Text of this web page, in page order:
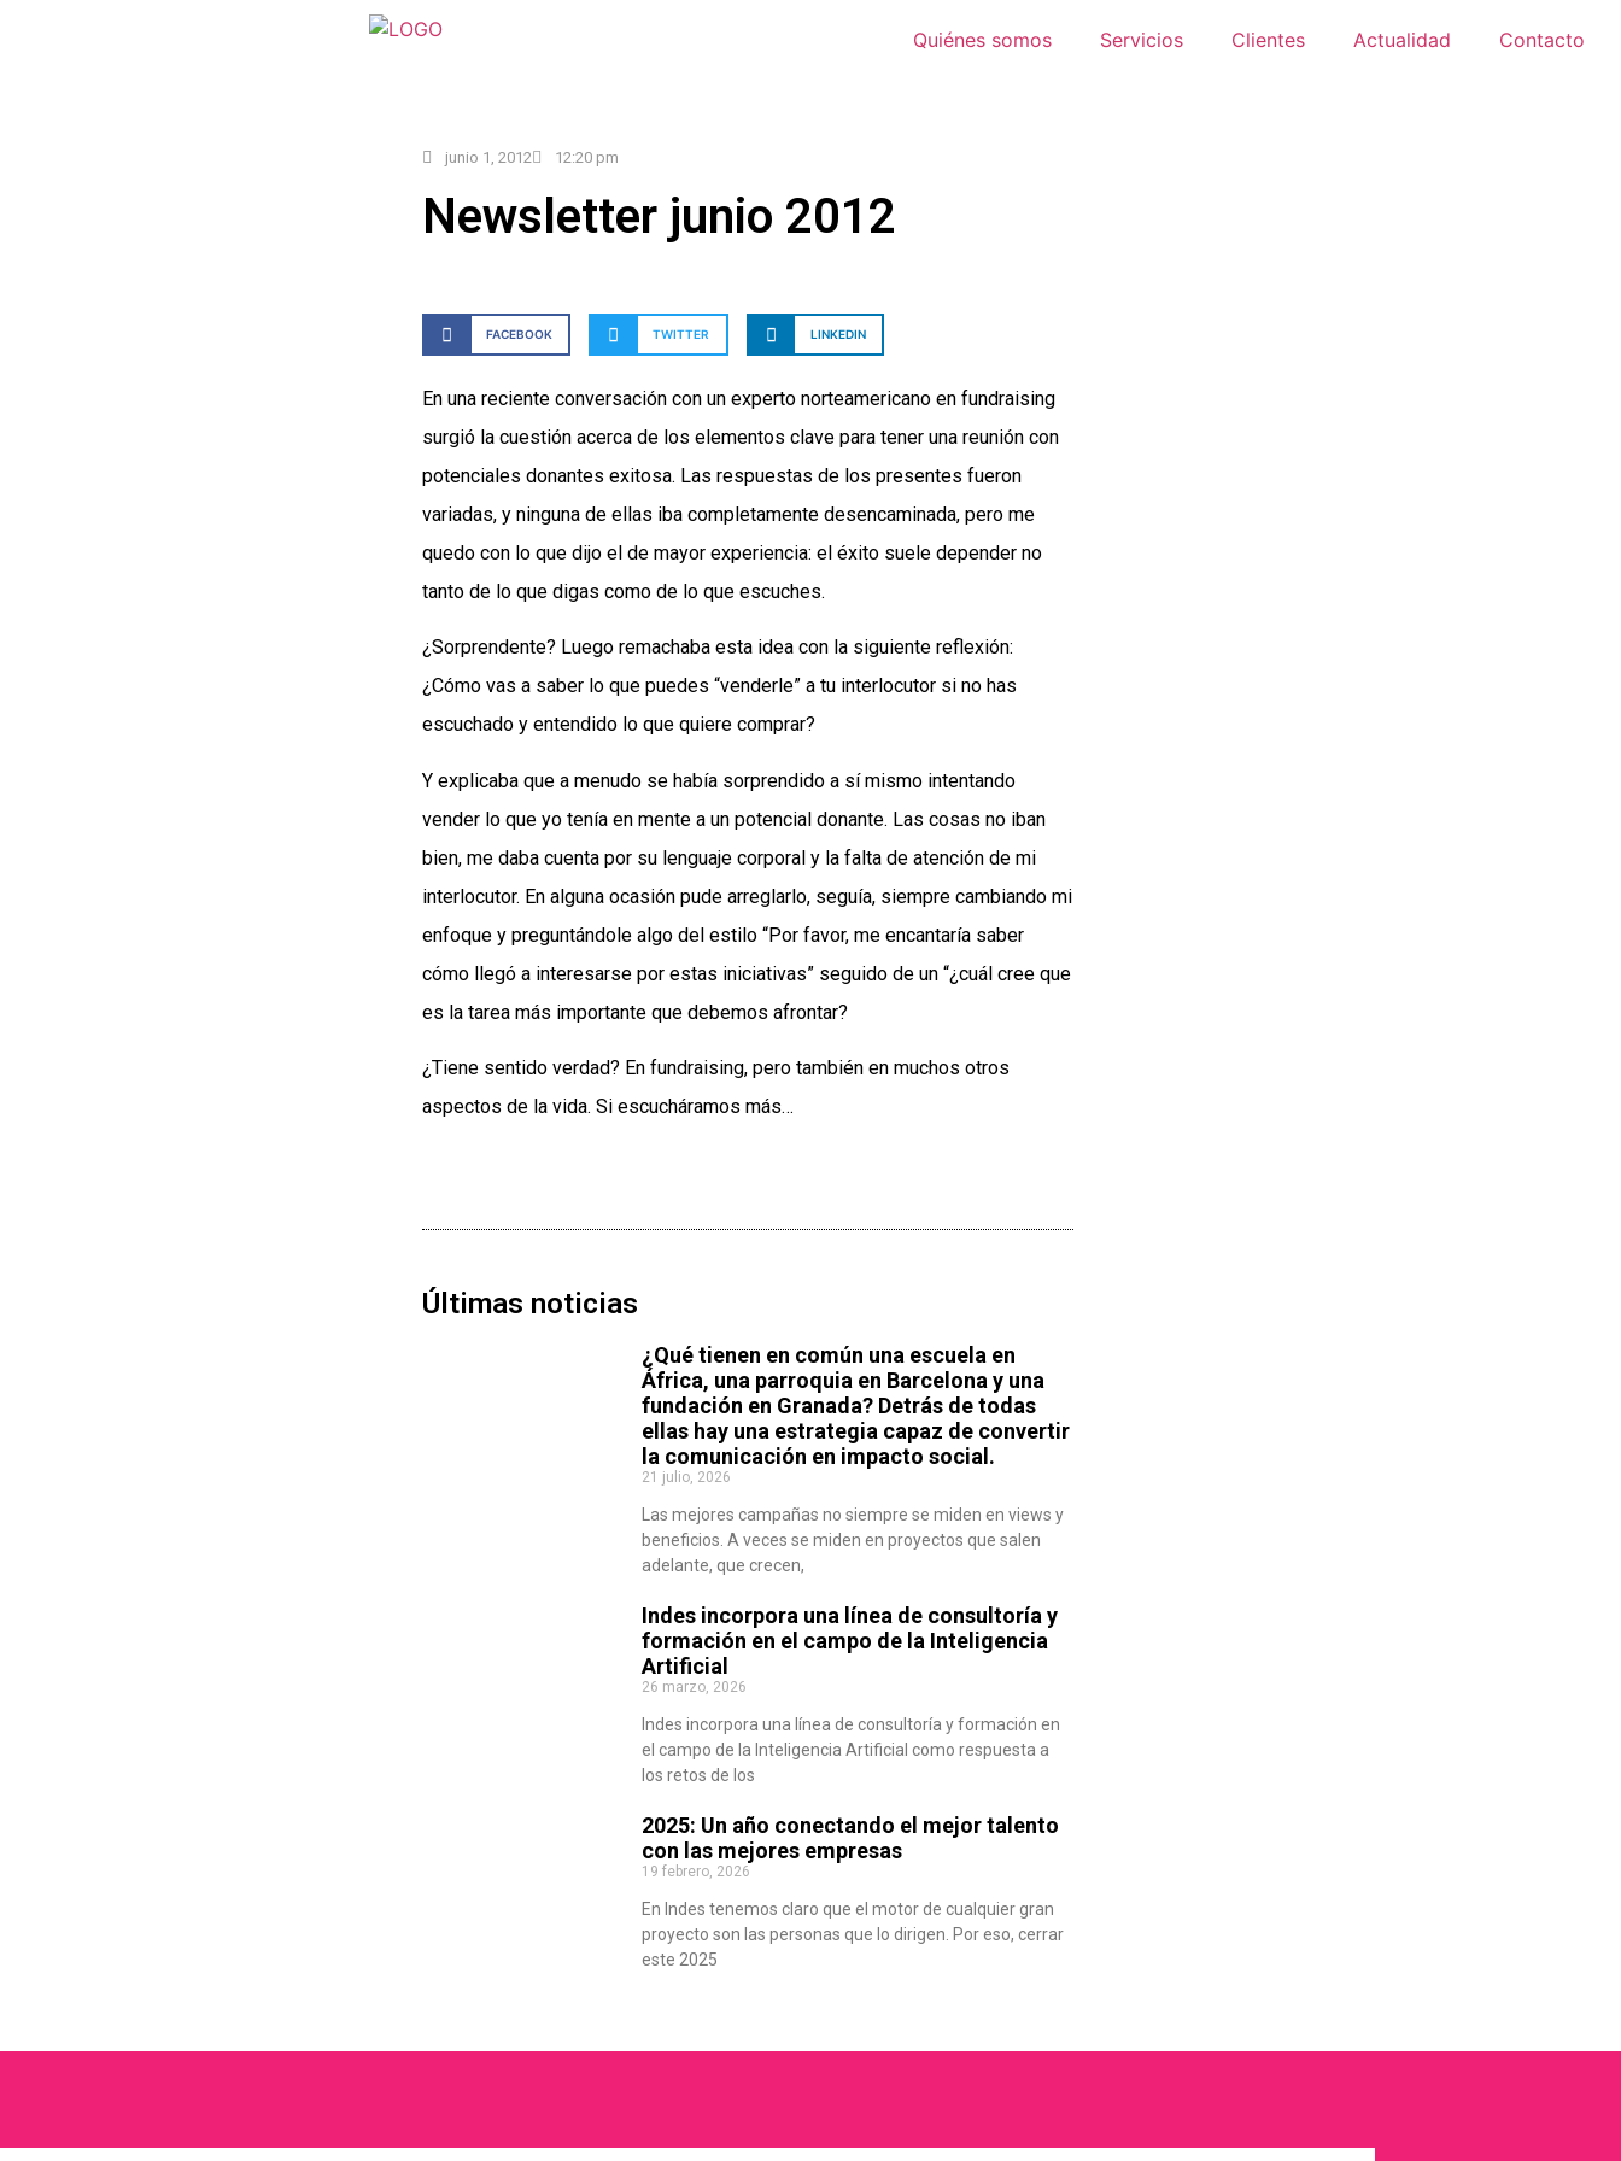
Quiénes somos Servicios Clientes Actualidad Contacto
junio 1, 2012 12:20 pm
Newsletter junio 2012
FACEBOOK TWITTER LINKEDIN
En una reciente conversación con un experto norteamericano en fundraising
surgió la cuestión acerca de los elementos clave para tener una reunión con
potenciales donantes exitosa. Las respuestas de los presentes fueron
variadas, y ninguna de ellas iba completamente desencaminada, pero me
quedo con lo que dijo el de mayor experiencia: el éxito suele depender no
tanto de lo que digas como de lo que escuches.
¿Sorprendente? Luego remachaba esta idea con la siguiente reflexión:
¿Cómo vas a saber lo que puedes “venderle” a tu interlocutor si no has
escuchado y entendido lo que quiere comprar?
Y explicaba que a menudo se había sorprendido a sí mismo intentando
vender lo que yo tenía en mente a un potencial donante. Las cosas no iban
bien, me daba cuenta por su lenguaje corporal y la falta de atención de mi
interlocutor. En alguna ocasión pude arreglarlo, seguía, siempre cambiando mi
enfoque y preguntándole algo del estilo “Por favor, me encantaría saber
cómo llegó a interesarse por estas iniciativas” seguido de un “¿cuál cree que
es la tarea más importante que debemos afrontar?
¿Tiene sentido verdad? En fundraising, pero también en muchos otros
aspectos de la vida. Si escucháramos más…
Últimas noticias
¿Qué tienen en común una escuela en
África, una parroquia en Barcelona y una
fundación en Granada? Detrás de todas
ellas hay una estrategia capaz de convertir
la comunicación en impacto social.
21 julio, 2026
Las mejores campañas no siempre se miden en views y
beneficios. A veces se miden en proyectos que salen
adelante, que crecen,
Indes incorpora una línea de consultoría y
formación en el campo de la Inteligencia
Artificial
26 marzo, 2026
Indes incorpora una línea de consultoría y formación en
el campo de la Inteligencia Artificial como respuesta a
los retos de los
2025: Un año conectando el mejor talento
con las mejores empresas
19 febrero, 2026
En Indes tenemos claro que el motor de cualquier gran
proyecto son las personas que lo dirigen. Por eso, cerrar
este 2025